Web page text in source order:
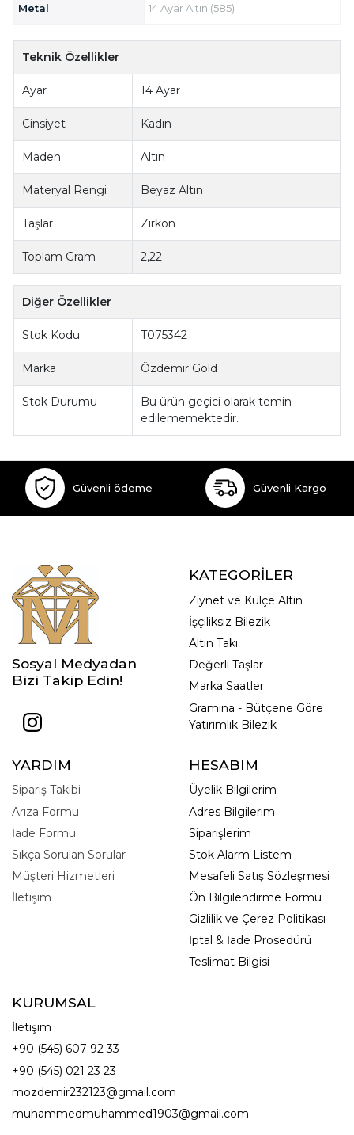
Metal 14 Ayar Altın (585)
Teknik Özellikler
Ayar 14 Ayar
Cinsiyet Kadın
Maden Altın
Materyal Rengi Beyaz Altın
Taşlar Zirkon
Toplam Gram 2,22
Diğer Özellikler
Stok Kodu T075342
Marka Özdemir Gold
Stok Durumu
Bu ürün geçici olarak temin
edilememektedir.
Güvenli ödeme Güvenli Kargo
Sosyal Medyadan
Bizi Takip Edin!
KATEGORİLER
Ziynet ve Külçe Altın
İşçiliksiz Bilezik
Altın Takı
Değerli Taşlar
Marka Saatler
Gramına - Bütçene Göre
Yatırımlık Bilezik
YARDIM
Sipariş Takibi
Arıza Formu
İade Formu
Sıkça Sorulan Sorular
Müşteri Hizmetleri
İletişim
HESABIM
Üyelik Bilgilerim
Adres Bilgilerim
Siparişlerim
Stok Alarm Listem
Mesafeli Satış Sözleşmesi
Ön Bilgilendirme Formu
Gizlilik ve Çerez Politikası
İptal & İade Prosedürü
Teslimat Bilgisi
KURUMSAL
İletişim
+90 (545) 607 92 33
+90 (545) 021 23 23
mozdemir232123@gmail.com
muhammedmuhammed1903@gmail.com